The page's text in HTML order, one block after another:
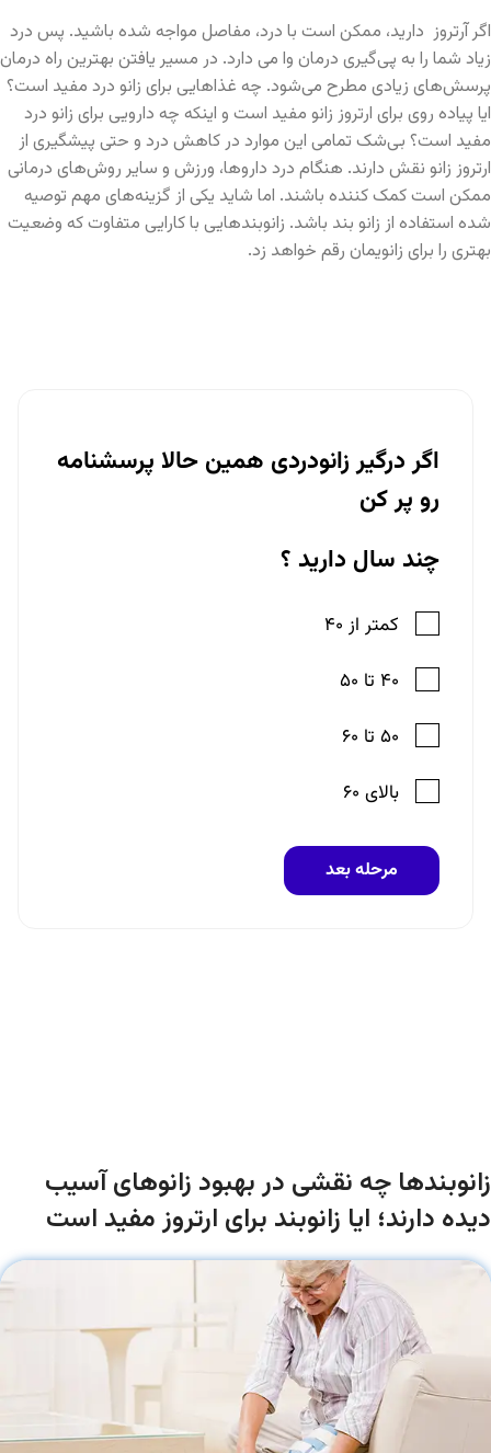
اگر آرتروز دارید، ممکن است با درد، مفاصل مواجه شده باشید. پس درد
زیاد شما را به پی‌گیری درمان وا می دارد. در مسیر یافتن بهترین راه درمان
پرسش‌های زیادی مطرح می‌شود. چه غذاهایی برای زانو درد مفید است؟
ایا پیاده روی برای ارتروز زانو مفید است و اینکه چه دارویی برای زانو درد
مفید است؟ بی‌شک تمامی این موارد در کاهش درد و حتی پیشگیری از
ارتروز زانو نقش دارند. هنگام درد داروها، ورزش و سایر روش‌های درمانی
ممکن است کمک کننده باشند. اما شاید یکی از گزینه‌های مهم توصیه
شده استفاده از زانو بند باشد. زانوبندهایی با کارایی متفاوت که وضعیت
بهتری را برای زانویمان رقم خواهد زد.
زانوبندها چه نقشی در بهبود زانوهای آسیب
دیده دارند؛ ایا زانوبند برای ارتروز مفید است